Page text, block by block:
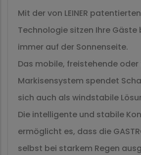
Mit der von LEINER patentierten
Technologie sitzen Ihre Gäste
immer auf der Sonnenseite.
Das mobile, freistehende
Markisensystem spendet
sich auch als windstabile
Die intelligente und stabile
ermöglicht es, dass die
selbst bei starkem Regen